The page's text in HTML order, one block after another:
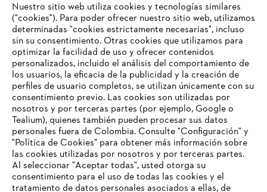
Acerca de STIHL
Información para proveedores
Productos
Contacto
Carrera profesional
Sistema de denuncia de irregularidades
Nuestro sitio web utiliza cookies y tecnologías similares
("cookies"). Para poder ofrecer nuestro sitio web, utilizamos
determinadas "cookies estrictamente necesarias", incluso
sin su consentimiento. Otras cookies que utilizamos para
optimizar la facilidad de uso y ofrecer contenidos
personalizados, incluido el análisis del comportamiento de
los usuarios, la eficacia de la publicidad y la creación de
perfiles de usuario completos, se utilizan únicamente con su
consentimiento previo. Las cookies son utilizadas por
nosotros y por terceras partes (por ejemplo, Google o
Tealium), quienes también pueden procesar sus datos
personales fuera de Colombia. Consulte "Configuración" y
"Política de Cookies" para obtener más información sobre
las cookies utilizadas por nosotros y por terceras partes.
Al seleccionar "Aceptar todas", usted otorga su
consentimiento para el uso de todas las cookies y el
tratamiento de datos personales asociados a ellas, de